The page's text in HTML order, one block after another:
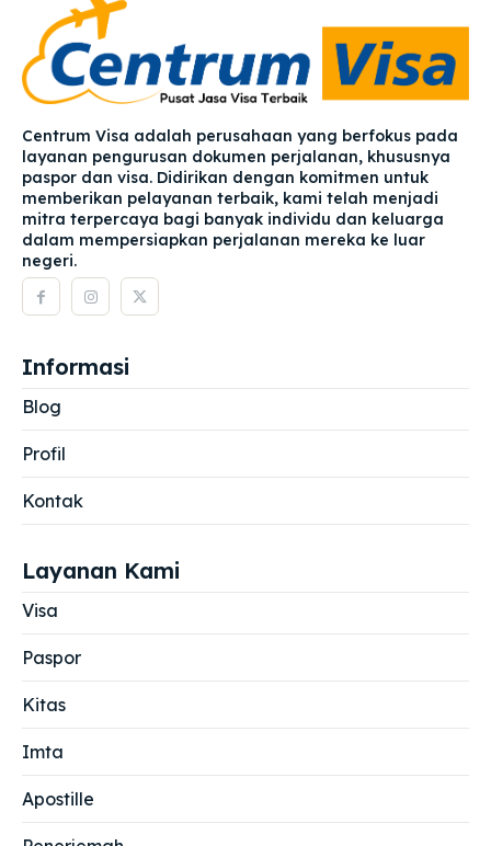
Centrum Visa adalah perusahaan yang berfokus pada
layanan pengurusan dokumen perjalanan, khususnya
paspor dan visa. Didirikan dengan komitmen untuk
memberikan pelayanan terbaik, kami telah menjadi
mitra terpercaya bagi banyak individu dan keluarga
dalam mempersiapkan perjalanan mereka ke luar
negeri.
Informasi
Blog
Profil
Kontak
Layanan Kami
Visa
Paspor
Kitas
Imta
Apostille